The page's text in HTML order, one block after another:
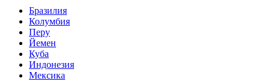
Бразилия
Колумбия
Перу
Йемен
Куба
Индонезия
Мексика